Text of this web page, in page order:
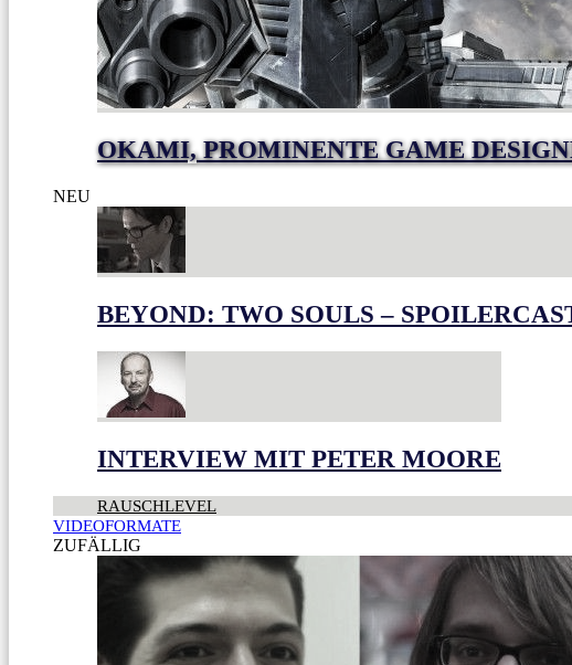
OKAMI, PROMINENTE GAME
NEU
BEYOND: TWO SOULS –
INTERVIEW MIT PETER MOORE
RAUSCHLEVEL
VIDEOFORMATE
ZUFÄLLIG